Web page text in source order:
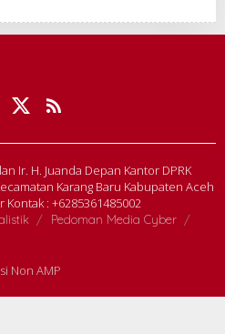
Ir. H. Juanda Depan Kantor DPRK
Karang Baru Kabupaten Aceh
Kontak : +6285361485002
Pedoman Media Cyber
Non AMP